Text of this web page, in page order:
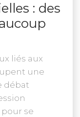
: des
liés aux
une
débat
se